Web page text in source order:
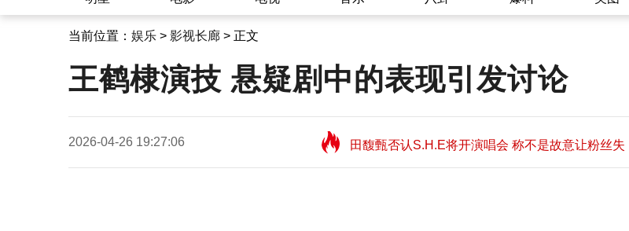
当前位置： 娱乐 > 影视长廊 > 正文
王鹤棣演技 悬疑剧中的表现引发讨论
2026-04-26 19:27:06
田馥甄否认S.H.E将开演唱会 称不是故意让粉丝失
望11:08
田馥甄否认S.H.E将开演唱会 称不是故意让粉丝失